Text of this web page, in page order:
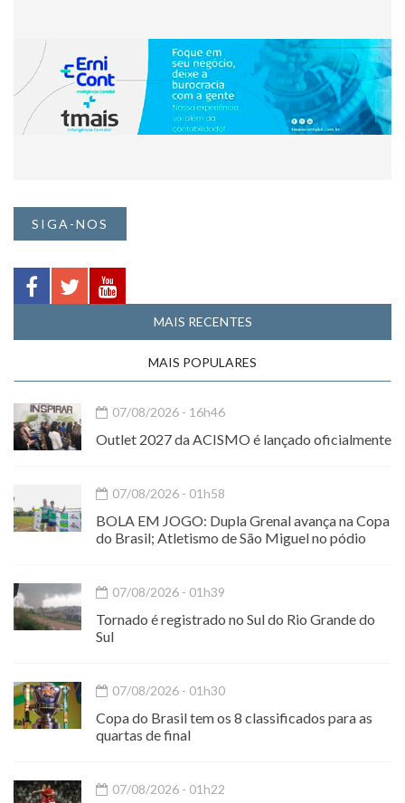
SIGA-NOS
MAIS RECENTES
MAIS POPULARES
07/08/2026 - 16h46
Outlet 2027 da ACISMO é lançado oficialmente
07/08/2026 - 01h58
BOLA EM JOGO: Dupla Grenal avança na Copa
do Brasil; Atletismo de São Miguel no pódio
07/08/2026 - 01h39
Tornado é registrado no Sul do Rio Grande do
Sul
07/08/2026 - 01h30
Copa do Brasil tem os 8 classificados para as
quartas de final
07/08/2026 - 01h22